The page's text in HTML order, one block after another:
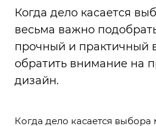
Когда дело касается
весьма важно
прочный и практичный
обратить внимание на
дизайн.
Когда дело касается выбора